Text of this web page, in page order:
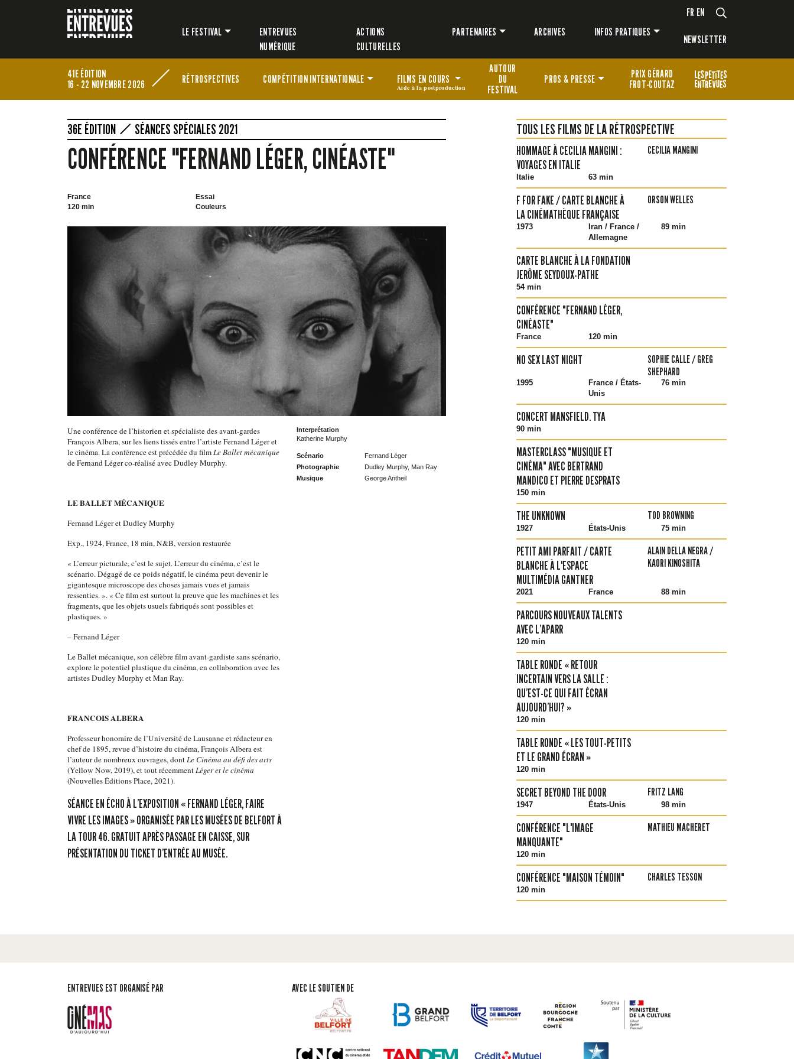
FR EN
LE FESTIVAL
ENTREVUES
NUMÉRIQUE
ACTIONS
CULTURELLES
PARTENAIRES ARCHIVES INFOS PRATIQUES
NEWSLETTER
41E ÉDITION
16 - 22 NOVEMBRE 2026
RÉTROSPECTIVES COMPÉTITIONINTERNATIONALE FILMS EN COURS
Aide à la postproduction
AUTOUR
DU
FESTIVAL
PROS & PRESSE
PRIX GÉRARD
FROT-COUTAZ
36E ÉDITION SÉANCES SPÉCIALES 2021
CONFÉRENCE "FERNAND LÉGER, CINÉASTE"
France
120 min
Essai
Couleurs
Une conférence de l’historien et spécialiste des avant-gardes
François Albera, sur les liens tissés entre l’artiste Fernand Léger et
le cinéma. La conférence est précédée du film Le Ballet mécanique
de Fernand Léger co-réalisé avec Dudley Murphy.
LE BALLET MÉCANIQUE
Fernand Léger et Dudley Murphy
Exp., 1924, France, 18 min, N&B, version restaurée
« L’erreur picturale, c’est le sujet. L’erreur du cinéma, c’est le
scénario. Dégagé de ce poids négatif, le cinéma peut devenir le
gigantesque microscope des choses jamais vues et jamais
ressenties. ». « Ce film est surtout la preuve que les machines et les
fragments, que les objets usuels fabriqués sont possibles et
plastiques. »
– Fernand Léger
Le Ballet mécanique, son célèbre film avant-gardiste sans scénario,
explore le potentiel plastique du cinéma, en collaboration avec les
artistes Dudley Murphy et Man Ray.
FRANCOIS ALBERA
Professeur honoraire de l’Université de Lausanne et rédacteur en
chef de 1895, revue d’histoire du cinéma, François Albera est
l’auteur de nombreux ouvrages, dont Le Cinéma au défi des arts
(Yellow Now, 2019), et tout récemment Léger et le cinéma
(Nouvelles Éditions Place, 2021).
SÉANCE EN ÉCHO À L’EXPOSITION « FERNAND LÉGER, FAIRE
VIVRE LES IMAGES » ORGANISÉE PAR LES MUSÉES DE BELFORT À
LA TOUR 46. GRATUIT APRÈS PASSAGE EN CAISSE, SUR
PRÉSENTATION DU TICKET D’ENTRÉE AU MUSÉE.
Interprétation
Katherine Murphy
Scénario
Fernand Léger
Photographie
Dudley Murphy, Man Ray
Musique
George Antheil
TOUS LES FILMS DE LA RÉTROSPECTIVE
HOMMAGE À CECILIA MANGINI :
VOYAGES EN ITALIE
CECILIA MANGINI
Italie 63 min
F FOR FAKE / CARTE BLANCHE À
LA CINÉMATHÈQUE FRANÇAISE
ORSON WELLES
1973
Iran / France /
Allemagne
89 min
CARTE BLANCHE À LA FONDATION
JERÔME SEYDOUX-PATHE
54 min
CONFÉRENCE "FERNAND LÉGER,
CINÉASTE"
France 120 min
NO SEX LAST NIGHT
SOPHIE CALLE / GREG
SHEPHARD
1995
France / États-
Unis
76 min
CONCERT MANSFIELD. TYA
90 min
MASTERCLASS "MUSIQUE ET
CINÉMA" AVEC BERTRAND
MANDICO ET PIERRE DESPRATS
150 min
THE UNKNOWN TOD BROWNING
1927 États-Unis 75 min
PETIT AMI PARFAIT / CARTE
BLANCHE À L'ESPACE
MULTIMÉDIA GANTNER
ALAIN DELLA NEGRA /
KAORI KINOSHITA
2021 France 88 min
PARCOURS NOUVEAUX TALENTS
AVEC L’APARR
120 min
TABLE RONDE « RETOUR
INCERTAIN VERS LA SALLE :
QU’EST-CE QUI FAIT ÉCRAN
AUJOURD’HUI? »
120 min
TABLE RONDE « LES TOUT-PETITS
ET LE GRAND ÉCRAN »
120 min
SECRET BEYOND THE DOOR FRITZ LANG
1947 États-Unis 98 min
CONFÉRENCE "L'IMAGE
MANQUANTE"
MATHIEU MACHERET
120 min
CONFÉRENCE "MAISON TÉMOIN" CHARLES TESSON
120 min
ENTREVUES EST ORGANISÉ PAR AVEC LE SOUTIEN DE